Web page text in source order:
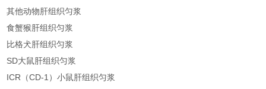
其他动物肝组织匀浆
食蟹猴肝组织匀浆
比格犬肝组织匀浆
SD大鼠肝组织匀浆
ICR（CD-1）小鼠肝组织匀浆